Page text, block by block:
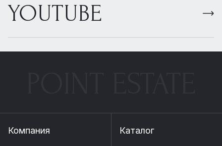
YOUTUBE
Компания Каталог